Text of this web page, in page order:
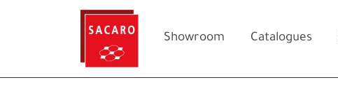
Showroom Catalogues